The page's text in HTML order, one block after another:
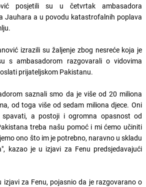
posjetili su u četvrtak ambasadora
Jauhara a u povodu katastrofalnih poplava
izrazili su žaljenje zbog nesreće koja je
s ambasadorom razgovarali o vidovima
prijateljskom Pakistanu.
saznali smo da je više od 20 miliona
od toga više od sedam miliona djece. Oni
spavati, a postoji i ogromna opasnost od
treba našu pomoć i mi ćemo učiniti
ono što im je potrebno, naravno u skladu
kazao je u izjavi za Fenu predsjedavajući
izjavi za Fenu, pojasnio da je razgovarano o